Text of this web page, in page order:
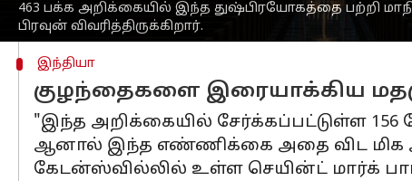
463 பக்க அறிக்கையில் இந்த துஷ்பிரயோகத்தை பற்றி
பிரவுன் விவரித்திருக்கிறார்.
இந்தியா
குழந்தைகளை இரையாக்கிய
"இந்த அறிக்கையில் சேர்க்கப்பட்டுள்ள 156
ஆனால் இந்த எண்ணிக்கை அதை விட மிக
கேடன்ஸ்வில்லில் உள்ள செயின்ட் மார்க்